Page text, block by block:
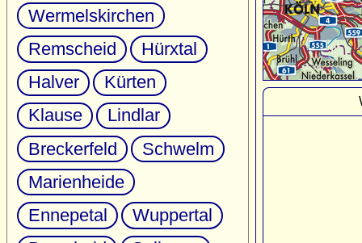
Wermelskirchen
Remscheid
Hürxtal
Halver
Kürten
Klause
Lindlar
Breckerfeld
Schwelm
Marienheide
Ennepetal
Wuppertal